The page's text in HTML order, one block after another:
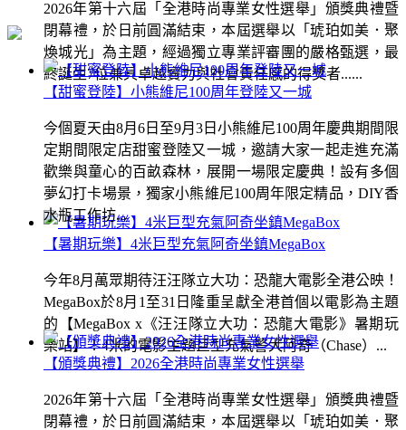
2026年第十六屆「全港時尚專業女性選舉」頒獎典禮暨
閉幕禮，於日前圓滿結束，本屆選舉以「琥珀如美．聚
煥城光」為主題，經過獨立專業評審團的嚴格甄選，最
終誕生7位兼具卓越實力與社會責任感的得獎者......
【暑期玩樂】4米巨型充氣阿奇坐鎮MegaBox
今年8月萬眾期待汪汪隊立大功：恐龍大電影全港公映！
MegaBox於8月1至31日隆重呈獻全港首個以電影為主題
的【MegaBox x《汪汪隊立大功：恐龍大電影》暑期玩
樂站】！4米的電影主題巨型充氣警犬阿奇（Chase）...
【甜蜜登陸】小熊維尼100周年登陸又一城
今個夏天由8月6日至9月3日小熊維尼100周年慶典期間限
定期間限定店甜蜜登陸又一城，邀請大家一起走進充滿
歡樂與童心的百畝森林，展開一場限定慶典！設有多個
夢幻打卡場景，獨家小熊維尼100周年限定精品，DIY香
水瓶工作坊...
【頒獎典禮】2026全港時尚專業女性選舉
2026年第十六屆「全港時尚專業女性選舉」頒獎典禮暨
閉幕禮，於日前圓滿結束，本屆選舉以「琥珀如美．聚